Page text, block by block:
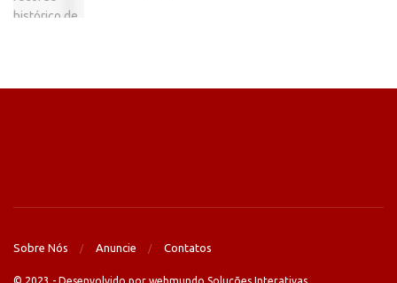
Sobre Nós Anuncie Contatos